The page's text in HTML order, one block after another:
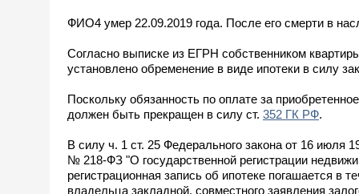
ФИО4 умер 22.09.2019 года. После его смерти в
Согласно выписке из ЕГРН собственником
установлено обременение в виде ипотеки в силу
Поскольку обязанность по оплате за
должен быть прекращен в силу ст. 352 ГК РФ.
В силу ч. 1 ст. 25 Федерального закона от 16 июля
№ 218-ФЗ "О государственной регистрации
регистрационная запись об ипотеке погашается в
владельца закладной, совместного заявления